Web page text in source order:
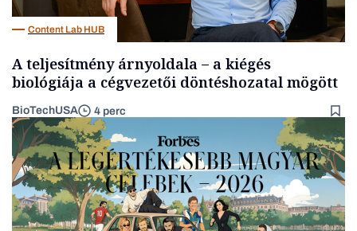
Content Lab HUB
A teljesítmény árnyoldala – a kiégés
biológiája a cégvezetői döntéshozatal mögött
BioTechUSA 4 perc